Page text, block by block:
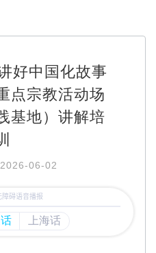
好中国化故事
宗教活动场
基地）讲解培
06-02